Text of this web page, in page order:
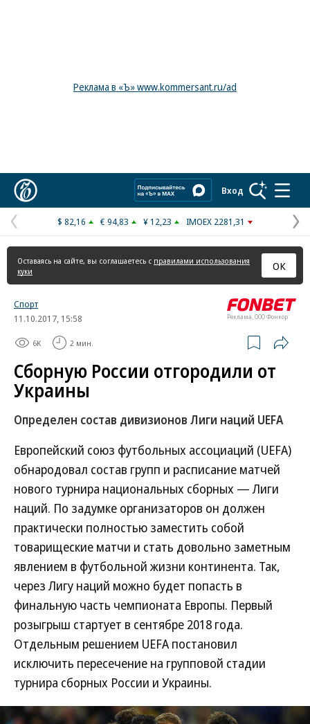
Реклама в «Ъ» www.kommersant.ru/ad
Вход
Предыдущая
страница
$ 82,16 € 94,83 ¥ 12,23 IMOEX 2281,31
Оставаясь на сайте, вы соглашаетесь с правилами использования
куки
ОК
Реклама, ООО Фонкор
Спорт
11.10.2017, 15:58
6K 2 мин.
Сборную России отгородили от
Украины
Определен состав дивизионов Лиги наций UEFA
Европейский союз футбольных ассоциаций (UEFA)
обнародовал состав групп и расписание матчей
нового турнира национальных сборных — Лиги
наций. По задумке организаторов он должен
практически полностью заместить собой
товарищеские матчи и стать довольно заметным
явлением в футбольной жизни континента. Так,
через Лигу наций можно будет попасть в
финальную часть чемпионата Европы. Первый
розыгрыш стартует в сентябре 2018 года.
Отдельным решением UEFA постановил
исключить пересечение на групповой стадии
турнира сборных России и Украины.